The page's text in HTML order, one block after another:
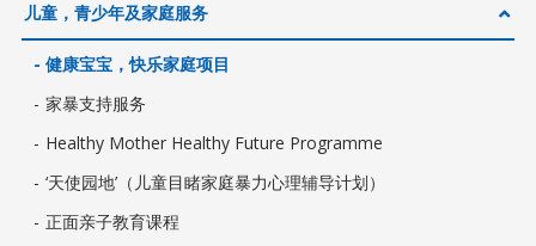
儿童，青少年及家庭服务
健康宝宝，快乐家庭项目
家暴支持服务
Healthy Mother Healthy Future Programme
‘天使园地’（儿童目睹家庭暴力心理辅导计划）
正面亲子教育课程